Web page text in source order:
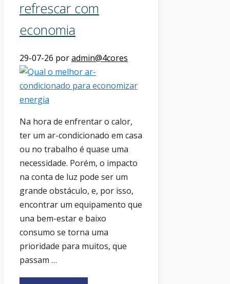
refrescar com
economia
29-07-26 poradmin@4cores
Na hora de enfrentar o calor,
ter um ar-condicionado em casa
ou no trabalho é quase uma
necessidade. Porém, o impacto
na conta de luz pode ser um
grande obstáculo, e, por isso,
encontrar um equipamento que
una bem-estar e baixo
consumo se torna uma
prioridade para muitos, que
passam …